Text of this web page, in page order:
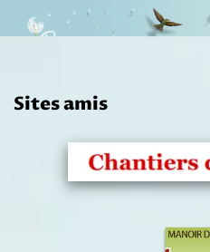
contenu
Sites amis